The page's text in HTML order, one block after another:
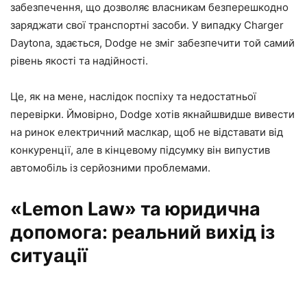
забезпечення, що дозволяє власникам безперешкодно
заряджати свої транспортні засоби. У випадку Charger
Daytona, здається, Dodge не зміг забезпечити той самий
рівень якості та надійності.
Це, як на мене, наслідок поспіху та недостатньої
перевірки. Ймовірно, Dodge хотів якнайшвидше вивести
на ринок електричний маслкар, щоб не відставати від
конкуренції, але в кінцевому підсумку він випустив
автомобіль із серйозними проблемами.
«Lemon Law» та юридична
допомога: реальний вихід із
ситуації